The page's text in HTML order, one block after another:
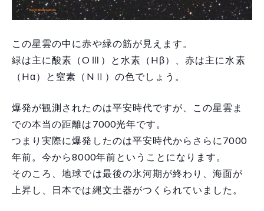
この星雲の中に赤や緑の筋が見えます。
緑は主に酸素（OⅢ）と水素（Hβ）、赤は主に水素
（Hα）と窒素（NⅡ）の色でしょう。
爆発が観測されたのは平安時代ですが、この星雲ま
での本当の距離は7000光年です。
つまり実際に爆発したのは平安時代からさらに7000
年前。今から8000年前ということになります。
そのころ、地球では最後の氷河期が終わり、海面が
上昇し、日本では縄文土器がつくられていました。